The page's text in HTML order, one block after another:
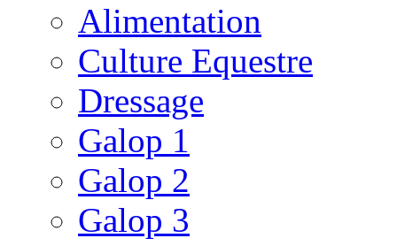
Alimentation
Culture Equestre
Dressage
Galop 1
Galop 2
Galop 3